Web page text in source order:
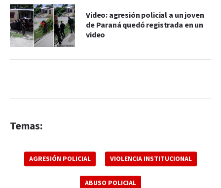
Video: agresión policial a un joven
de Paraná quedó registrada en un
video
Temas:
AGRESIÓN POLICIAL VIOLENCIA INSTITUCIONAL
ABUSO POLICIAL